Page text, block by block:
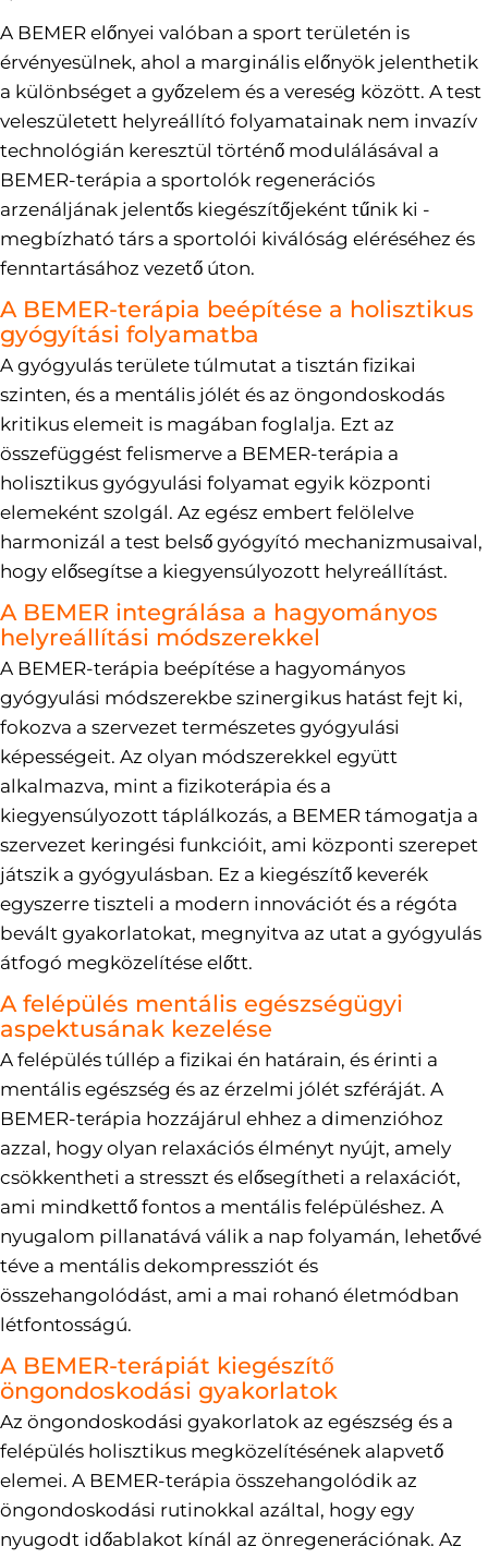
A BEMER előnyei valóban a sport területén is
érvényesülnek, ahol a marginális előnyök jelenthetik
a különbséget a győzelem és a vereség között. A test
veleszületett helyreállító folyamatainak nem invazív
technológián keresztül történő modulálásával a
BEMER-terápia a sportolók regenerációs
arzenáljának jelentős kiegészítőjeként tűnik ki -
megbízható társ a sportolói kiválóság eléréséhez és
fenntartásához vezető úton.
A BEMER-terápia beépítése a holisztikus
gyógyítási folyamatba
A gyógyulás területe túlmutat a tisztán fizikai
szinten, és a mentális jólét és az öngondoskodás
kritikus elemeit is magában foglalja. Ezt az
összefüggést felismerve a BEMER-terápia a
holisztikus gyógyulási folyamat egyik központi
elemeként szolgál. Az egész embert felölelve
harmonizál a test belső gyógyító mechanizmusaival,
hogy elősegítse a kiegyensúlyozott helyreállítást.
A BEMER integrálása a hagyományos
helyreállítási módszerekkel
A BEMER-terápia beépítése a hagyományos
gyógyulási módszerekbe szinergikus hatást fejt ki,
fokozva a szervezet természetes gyógyulási
képességeit. Az olyan módszerekkel együtt
alkalmazva, mint a fizikoterápia és a
kiegyensúlyozott táplálkozás, a BEMER támogatja a
szervezet keringési funkcióit, ami központi szerepet
játszik a gyógyulásban. Ez a kiegészítő keverék
egyszerre tiszteli a modern innovációt és a régóta
bevált gyakorlatokat, megnyitva az utat a gyógyulás
átfogó megközelítése előtt.
A felépülés mentális egészségügyi
aspektusának kezelése
A felépülés túllép a fizikai én határain, és érinti a
mentális egészség és az érzelmi jólét szféráját. A
BEMER-terápia hozzájárul ehhez a dimenzióhoz
azzal, hogy olyan relaxációs élményt nyújt, amely
csökkentheti a stresszt és elősegítheti a relaxációt,
ami mindkettő fontos a mentális felépüléshez. A
nyugalom pillanatává válik a nap folyamán, lehetővé
téve a mentális dekompressziót és
összehangolódást, ami a mai rohanó életmódban
létfontosságú.
A BEMER-terápiát kiegészítő
öngondoskodási gyakorlatok
Az öngondoskodási gyakorlatok az egészség és a
felépülés holisztikus megközelítésének alapvető
elemei. A BEMER-terápia összehangolódik az
öngondoskodási rutinokkal azáltal, hogy egy
nyugodt időablakot kínál az önregenerációnak. Az